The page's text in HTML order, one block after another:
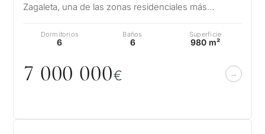
Zagaleta, una de las zonas residenciales más
Dormitorios
6
Baños
6
Superficie
980 m²
7 000 000€